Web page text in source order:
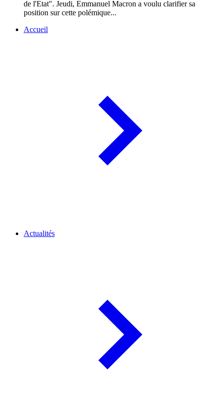
de l'Etat". Jeudi, Emmanuel Macron a voulu clarifier sa
position sur cette polémique...
Accueil
Actualités